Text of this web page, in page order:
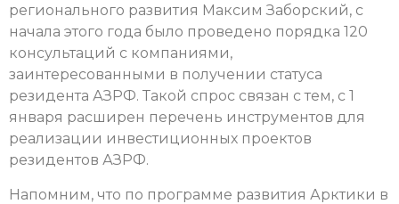
регионального развития Максим Заборский, с
начала этого года было проведено порядка 120
консультаций с компаниями,
заинтересованными в получении статуса
резидента АЗРФ. Такой спрос связан с тем, с 1
января расширен перечень инструментов для
реализации инвестиционных проектов
резидентов АЗРФ.
Напомним, что по программе развития Арктики в